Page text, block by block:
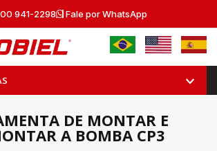
941-2298 Fale por WhatsApp
Open
DE MONTAR E
A BOMBA CP3